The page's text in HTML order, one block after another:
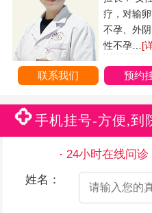
疗，对输
不孕、外
性不孕… [
联系我们 预约
手机挂号-方便,到
24小时在线问诊
姓名：